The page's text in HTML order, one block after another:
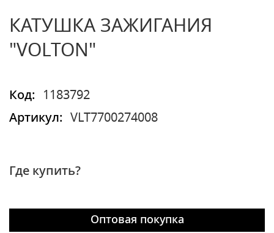
КАТУШКА ЗАЖИГАНИЯ
"VOLTON"
Код:
1183792
Артикул:
VLT7700274008
Где купить?
Оптовая покупка